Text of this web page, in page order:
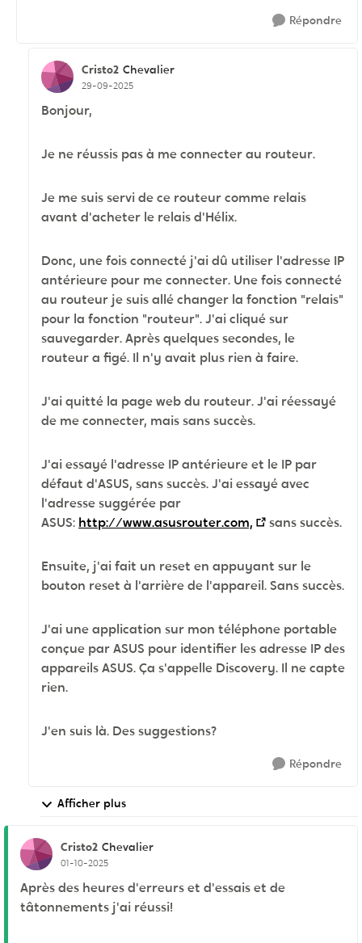
Répondre
Cristo2 Chevalier
29-09-2025
Bonjour,
Je ne réussis pas à me connecter au routeur.
Je me suis servi de ce routeur comme relais
avant d'acheter le relais d'Hélix.
Donc, une fois connecté j'ai dû utiliser l'adresse IP
antérieure pour me connecter. Une fois connecté
au routeur je suis allé changer la fonction "relais"
pour la fonction "routeur". J'ai cliqué sur
sauvegarder. Après quelques secondes, le
routeur a figé. Il n'y avait plus rien à faire.
J'ai quitté la page web du routeur. J'ai réessayé
de me connecter, mais sans succès.
J'ai essayé l'adresse IP antérieure et le IP par
défaut d'ASUS, sans succès. J'ai essayé avec
l'adresse suggérée par
ASUS: http://www.asusrouter.com, sans succès.
Ensuite, j'ai fait un reset en appuyant sur le
bouton reset à l'arrière de l'appareil. Sans succès.
J'ai une application sur mon téléphone portable
conçue par ASUS pour identifier les adresse IP des
appareils ASUS. Ça s'appelle Discovery. Il ne capte
rien.
J'en suis là. Des suggestions?
Répondre
Afficher plus
Cristo2 Chevalier
01-10-2025
Après des heures d'erreurs et d'essais et de
tâtonnements j'ai réussi!